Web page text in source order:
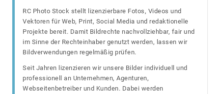
RC Photo Stock stellt lizenzierbare Fotos, Videos und
Vektoren für Web, Print, Social Media und redaktionelle
Projekte bereit. Damit Bildrechte nachvollziehbar, fair und
im Sinne der Rechteinhaber genutzt werden, lassen wir
Bildverwendungen regelmäßig prüfen.
Seit Jahren lizenzieren wir unsere Bilder individuell und
professionell an Unternehmen, Agenturen,
Webseitenbetreiber und Kunden. Dabei werden